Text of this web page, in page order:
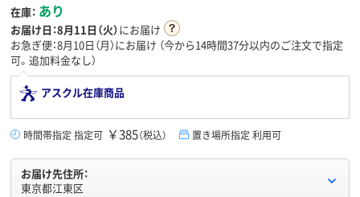
在庫： あり
お届け日：8月11日（火）にお届け
お急ぎ便：8月10日（月）にお届け （今から14時間37分以内のご注文で指定
可。追加料金なし）
アスクル在庫商品
時間帯指定 指定可 ￥385（税込） 置き場所指定 利用可
お届け先住所：
東京都江東区